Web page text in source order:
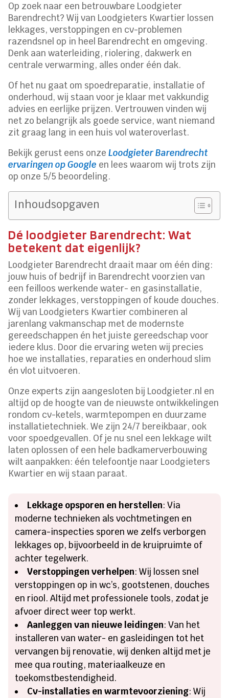
Op zoek naar een betrouwbare Loodgieter
Barendrecht? Wij van Loodgieters Kwartier lossen
lekkages, verstoppingen en cv-problemen
razendsnel op in heel Barendrecht en omgeving.
Denk aan waterleiding, riolering, dakwerk en
centrale verwarming, alles onder één dak.
Of het nu gaat om spoedreparatie, installatie of
onderhoud, wij staan voor je klaar met vakkundig
advies en eerlijke prijzen. Vertrouwen vinden wij
net zo belangrijk als goede service, want niemand
zit graag lang in een huis vol wateroverlast.
Bekijk gerust eens onzeLoodgieter Barendrecht
ervaringen op Google en lees waarom wij trots zijn
op onze 5/5 beoordeling.
Inhoudsopgaven
Dé loodgieter Barendrecht: Wat
betekent dat eigenlijk?
Loodgieter Barendrecht draait maar om één ding:
jouw huis of bedrijf in Barendrecht voorzien van
een feilloos werkende water- en gasinstallatie,
zonder lekkages, verstoppingen of koude douches.
Wij van Loodgieters Kwartier combineren al
jarenlang vakmanschap met de modernste
gereedschappen én het juiste gereedschap voor
iedere klus. Door die ervaring weten wij precies
hoe we installaties, reparaties en onderhoud slim
én vlot uitvoeren.
Onze experts zijn aangesloten bij Loodgieter.nl en
altijd op de hoogte van de nieuwste ontwikkelingen
rondom cv-ketels, warmtepompen en duurzame
installatietechniek. We zijn 24/7 bereikbaar, ook
voor spoedgevallen. Of je nu snel een lekkage wilt
laten oplossen of een hele badkamerverbouwing
wilt aanpakken: één telefoontje naar Loodgieters
Kwartier en wij staan paraat.
Lekkage opsporen en herstellen: Via
moderne technieken als vochtmetingen en
camera-inspecties sporen we zelfs verborgen
lekkages op, bijvoorbeeld in de kruipruimte of
achter tegelwerk.
Verstoppingen verhelpen: Wij lossen snel
verstoppingen op in wc’s, gootstenen, douches
en riool. Altijd met professionele tools, zodat je
afvoer direct weer top werkt.
Aanleggen van nieuwe leidingen: Van het
installeren van water- en gasleidingen tot het
vervangen bij renovatie, wij denken altijd met je
mee qua routing, materiaalkeuze en
toekomstbestendigheid.
Cv-installaties en warmtevoorziening: Wij